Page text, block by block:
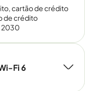
cartão de crédito
de crédito
2030
Fi 6